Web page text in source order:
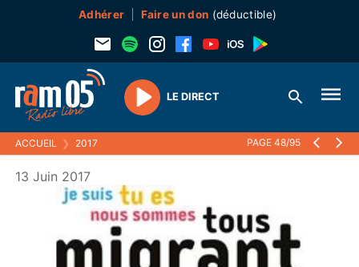
Adhérer Faire un don (déductible)
Play
LE DIRECT
ACCUEIL ❯ 2017 PAGE 48/95
13 Juin 2017